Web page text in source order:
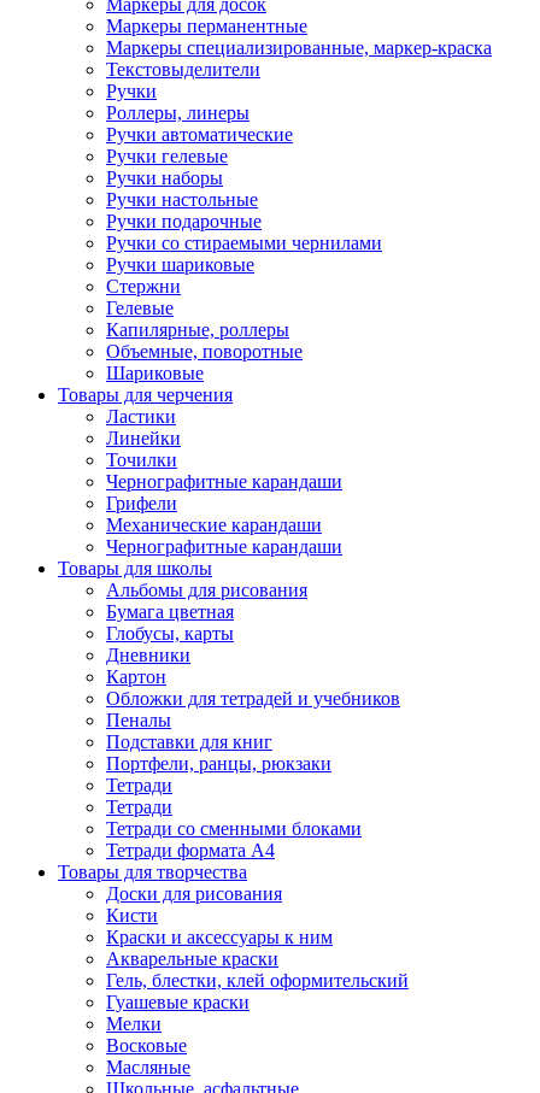
Маркеры для досок
Маркеры перманентные
Маркеры специализированные, маркер-краска
Текстовыделители
Ручки
Роллеры, линеры
Ручки автоматические
Ручки гелевые
Ручки наборы
Ручки настольные
Ручки подарочные
Ручки со стираемыми чернилами
Ручки шариковые
Стержни
Гелевые
Капилярные, роллеры
Объемные, поворотные
Шариковые
Товары для черчения
Ластики
Линейки
Точилки
Чернографитные карандаши
Грифели
Механические карандаши
Чернографитные карандаши
Товары для школы
Альбомы для рисования
Бумага цветная
Глобусы, карты
Дневники
Картон
Обложки для тетрадей и учебников
Пеналы
Подставки для книг
Портфели, ранцы, рюкзаки
Тетради
Тетради
Тетради со сменными блоками
Тетради формата А4
Товары для творчества
Доски для рисования
Кисти
Краски и аксессуары к ним
Акварельные краски
Гель, блестки, клей оформительский
Гуашевые краски
Мелки
Восковые
Масляные